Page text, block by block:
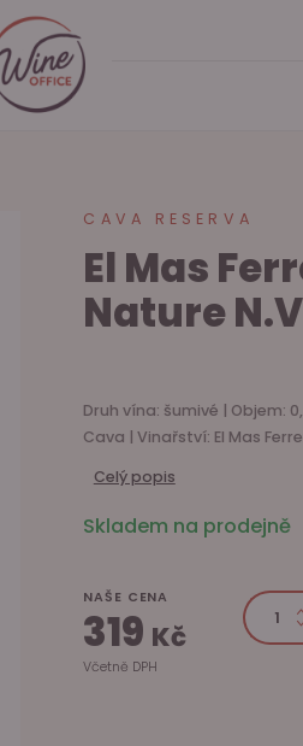
CAVA RESERVA
El Mas
Nature
Druh vína: šumivé | Objem:
Cava | Vinařství: El Mas
Celý popis
Skladem na prodejně
NAŠE CENA
319 Kč
Včetně DPH